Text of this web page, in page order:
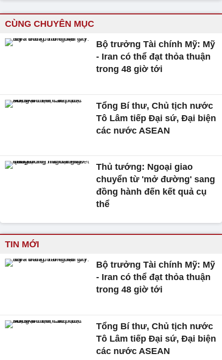
CÙNG CHUYÊN MỤC
Bộ trưởng Tài chính Mỹ: Mỹ
- Iran có thể đạt thỏa thuận
trong 48 giờ tới
Tổng Bí thư, Chủ tịch nước
Tô Lâm tiếp Đại sứ, Đại biện
các nước ASEAN
Thủ tướng: Ngoại giao
chuyển từ 'mở đường' sang
đồng hành đến kết quả cụ
thể
TIN MỚI
Bộ trưởng Tài chính Mỹ: Mỹ
- Iran có thể đạt thỏa thuận
trong 48 giờ tới
Tổng Bí thư, Chủ tịch nước
Tô Lâm tiếp Đại sứ, Đại biện
các nước ASEAN